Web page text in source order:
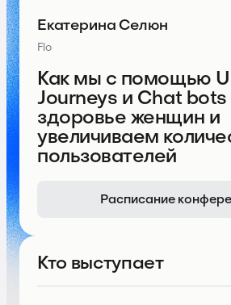
Как мы с помощью
Journeys и Chat
здоровье женщин и
увеличиваем
пользователей
Екатерина Селюн
Flo
Расписание
Кто выступает